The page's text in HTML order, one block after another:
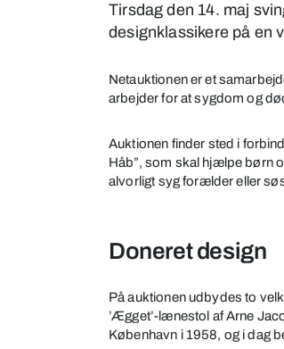
Tirsdag den 14. maj
designklassikere på en
Netauktionen er et
arbejder for at sygdom og
Auktionen finder sted i
Håb”, som skal hjælpe børn
alvorligt syg forælder eller
Doneret design
På auktionen udbydes to
’Ægget’-lænestol af Arne
København i 1958, og i dag